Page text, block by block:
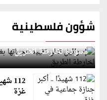
شؤون فلسطينية
إسرائيل تعلن تقييد
مسودة لخارطة الطريق
غزة